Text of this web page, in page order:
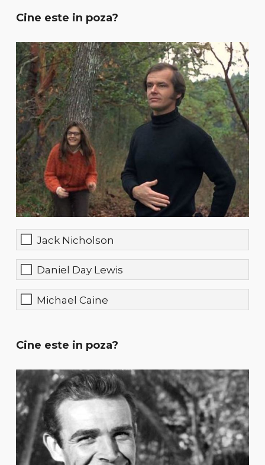
Cine este in poza?
Jack Nicholson
Daniel Day Lewis
Michael Caine
Cine este in poza?